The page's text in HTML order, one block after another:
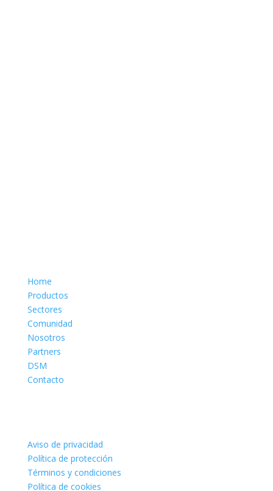
Home
Productos
Sectores
Comunidad
Nosotros
Partners
DSM
Contacto
Aviso de privacidad
Política de protección
Términos y condiciones
Política de cookies